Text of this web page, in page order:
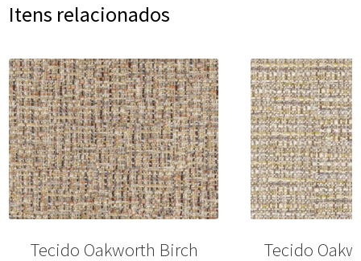
Itens relacionados
Tecido Oakworth Birch Tecido